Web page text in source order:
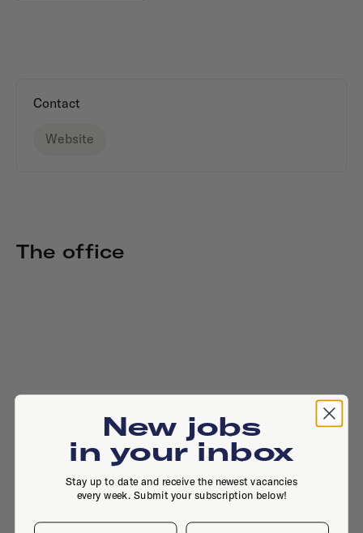
Contact
Website
The office
New jobs
in your inbox
Stay up to date and receive the newest vacancies
every week. Submit your subscription below!
First name Last name